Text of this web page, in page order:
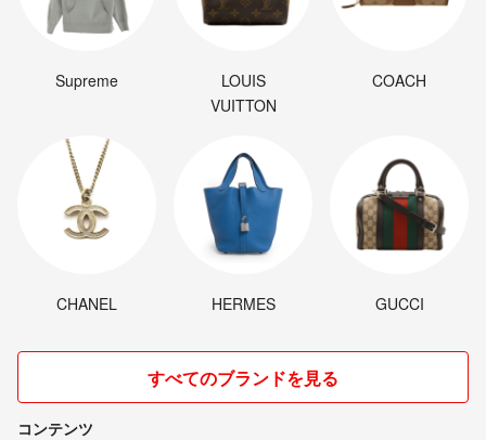
Supreme
LOUIS
VUITTON
COACH
CHANEL HERMES GUCCI
すべてのブランドを見る
コンテンツ